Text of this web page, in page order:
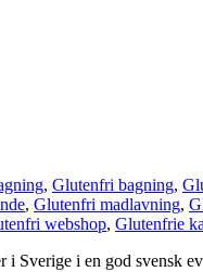
, Glutenfri bagning,
, Glutenfri madlavning,
webshop, Glutenfrie
i Sverige i en god svensk